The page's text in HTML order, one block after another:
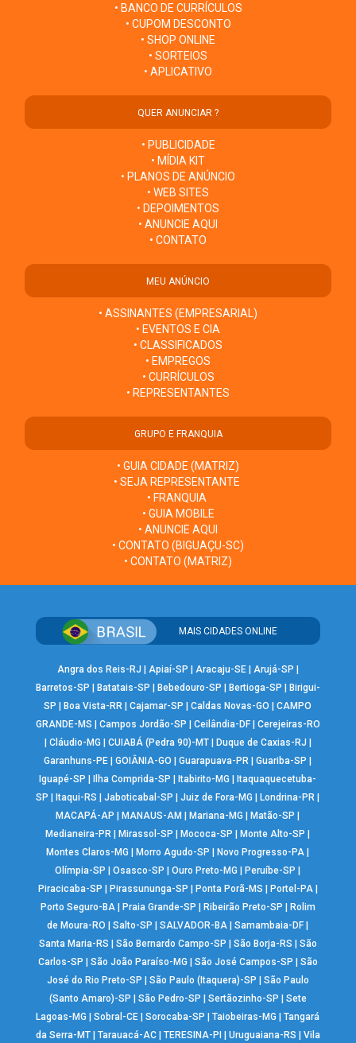
• BANCO DE CURRÍCULOS
• CUPOM DESCONTO
• SHOP ONLINE
• SORTEIOS
• APLICATIVO
QUER ANUNCIAR ?
• PUBLICIDADE
• MÍDIA KIT
• PLANOS DE ANÚNCIO
• WEB SITES
• DEPOIMENTOS
• ANUNCIE AQUI
• CONTATO
MEU ANÚNCIO
• ASSINANTES (EMPRESARIAL)
• EVENTOS E CIA
• CLASSIFICADOS
• EMPREGOS
• CURRÍCULOS
• REPRESENTANTES
GRUPO E FRANQUIA
• GUIA CIDADE (MATRIZ)
• SEJA REPRESENTANTE
• FRANQUIA
• GUIA MOBILE
• ANUNCIE AQUI
• CONTATO (BIGUAÇU-SC)
• CONTATO (MATRIZ)
MAIS CIDADES ONLINE
Angra dos Reis-RJ Apiaí-SP Aracaju-SE| Arujá-SP
Barretos-SP
Batatais-SP Bebedouro-SP Bertioga-SP
Birigui-
SP
Boa Vista-RR |Cajamar-SP |Caldas Novas-GO |CAMPO
GRANDE-MS
Campos Jordão-SP Ceilândia-DF| Cerejeiras-RO
Cláudio-MG CUIABÁ (Pedra 90)-MT| Duque de Caxias-RJ
Garanhuns-PE |GOIÂNIA-GO |Guarapuava-PR |Guariba-SP
Iguapé-SP
Ilha Comprida-SP Itabirito-MG
Itaquaquecetuba-
SP
Itaqui-RS |Jaboticabal-SP |Juiz de Fora-MG Londrina-PR
MACAPÁ-AP
MANAUS-AM Mariana-MG Matão-SP
Medianeira-PR
Mirassol-SP Mococa-SP Monte Alto-SP
Montes Claros-MG
Morro Agudo-SP Novo Progresso-PA
Olímpia-SP
|Osasco-SP |Ouro Preto-MG Peruíbe-SP
Piracicaba-SP
Pirassununga-SP Ponta Porã-MS Portel-PA|
Porto Seguro-BA| Praia Grande-SP Ribeirão Preto-SP
Rolim
de Moura-RO
|Salto-SP |SALVADOR-BA |Samambaia-DF
Santa Maria-RS
São Bernardo Campo-SP São Borja-RS
São
Carlos-SP
São João Paraíso-MG São José Campos-SP
São
José do Rio Preto-SP
São Paulo (Itaquera)-SP
São Paulo
(Santo Amaro)-SP
São Pedro-SP Sertãozinho-SP
Sete
Lagoas-MG
|Sobral-CE |Sorocaba-SP |Taiobeiras-MG |Tangará
da Serra-MT| Tarauacá-AC| TERESINA-PI Uruguaiana-RS Vila